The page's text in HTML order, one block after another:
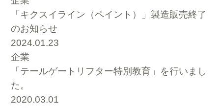
「キクスイライン（ペイント）」製造販売終了
のお知らせ
2024.01.23
企業
「テールゲートリフター特別教育」を行いまし
た。
2020.03.01